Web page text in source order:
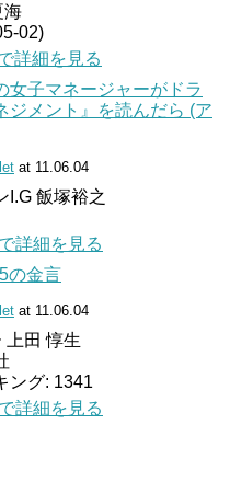
海
02)
詳細を見る
女子マネージャーがドラ
ジメント』を読んだら (ア
at 11.06.04
I.G 飯塚裕之
詳細を見る
の金言
at 11.06.04
上田 惇生
ング: 1341
詳細を見る